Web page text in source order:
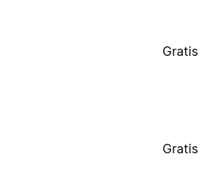
Gratis
Gratis